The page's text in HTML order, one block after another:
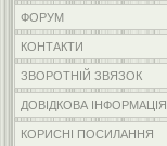
ФОРУМ
КОНТАКТИ
ЗВОРОТНІЙ ЗВЯЗОК
ДОВІДКОВА ІНФОРМАЦІЯ
КОРИСНІ ПОСИЛАННЯ